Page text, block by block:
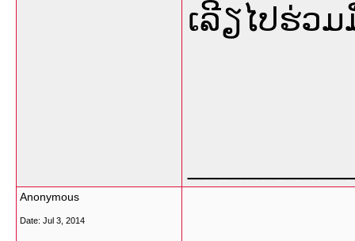
ເລີຽໄປຮ່ວ
Anonymous
Date: Jul 3, 2014